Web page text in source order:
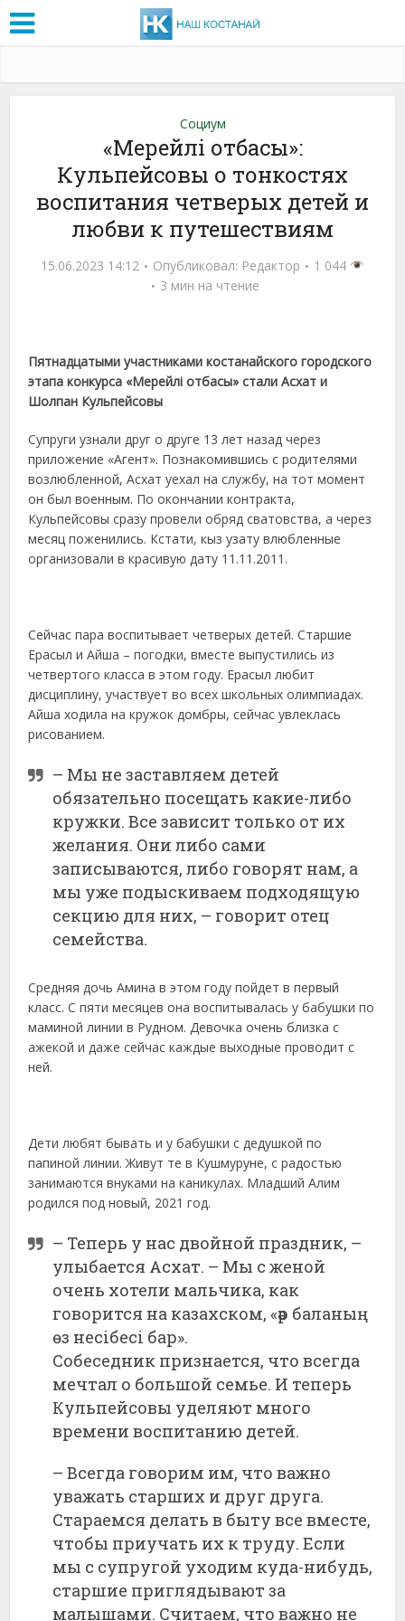
Социум
«Мерейлі отбасы»:
Кульпейсовы о тонкостях
воспитания четверых детей и
любви к путешествиям
15.06.2023 14:12 Опубликовал: Редактор
1 044
3 мин на чтение
Пятнадцатыми участниками костанайского городского
этапа конкурса «Мерейлі отбасы» стали Асхат и
Шолпан Кульпейсовы
Супруги узнали друг о друге 13 лет назад через
приложение «Агент». Познакомившись с родителями
возлюбленной, Асхат уехал на службу, на тот момент
он был военным. По окончании контракта,
Кульпейсовы сразу провели обряд сватовства, а через
месяц поженились. Кстати, кыз узату влюбленные
организовали в красивую дату 11.11.2011.
Сейчас пара воспитывает четверых детей. Старшие
Ерасыл и Айша – погодки, вместе выпустились из
четвертого класса в этом году. Ерасыл любит
дисциплину, участвует во всех школьных олимпиадах.
Айша ходила на кружок домбры, сейчас увлеклась
рисованием.
– Мы не заставляем детей
обязательно посещать какие-либо
кружки. Все зависит только от их
желания. Они либо сами
записываются, либо говорят нам, а
мы уже подыскиваем подходящую
секцию для них, – говорит отец
семейства.
Средняя дочь Амина в этом году пойдет в первый
класс. С пяти месяцев она воспитывалась у бабушки по
маминой линии в Рудном. Девочка очень близка с
ажекой и даже сейчас каждые выходные проводит с
ней.
Дети любят бывать и у бабушки с дедушкой по
папиной линии. Живут те в Кушмуруне, с радостью
занимаются внуками на каникулах. Младший Алим
родился под новый, 2021 год.
– Теперь у нас двойной праздник, –
улыбается Асхат. – Мы с женой
очень хотели мальчика, как
говорится на казахском, «әр баланың
өз несібесі бар».
Собеседник признается, что всегда
мечтал о большой семье. И теперь
Кульпейсовы уделяют много
времени воспитанию детей.
– Всегда говорим им, что важно
уважать старших и друг друга.
Стараемся делать в быту все вместе,
чтобы приучать их к труду. Если
мы с супругой уходим куда-нибудь,
старшие приглядывают за
малышами. Считаем, что важно не